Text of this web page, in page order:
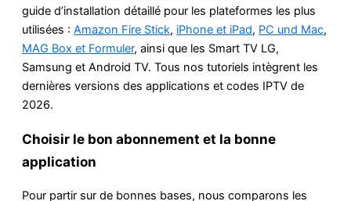
guide d’installation détaillé pour les plateformes les plus
utilisées : Amazon Fire Stick, iPhone et iPad, PC und Mac,
MAG Box et Formuler, ainsi que les Smart TV LG,
Samsung et Android TV. Tous nos tutoriels intègrent les
dernières versions des applications et codes IPTV de
2026.
Choisir le bon abonnement et la bonne
application
Pour partir sur de bonnes bases, nous comparons les